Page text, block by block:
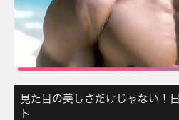
見た目の美しさだけじゃない！
ト